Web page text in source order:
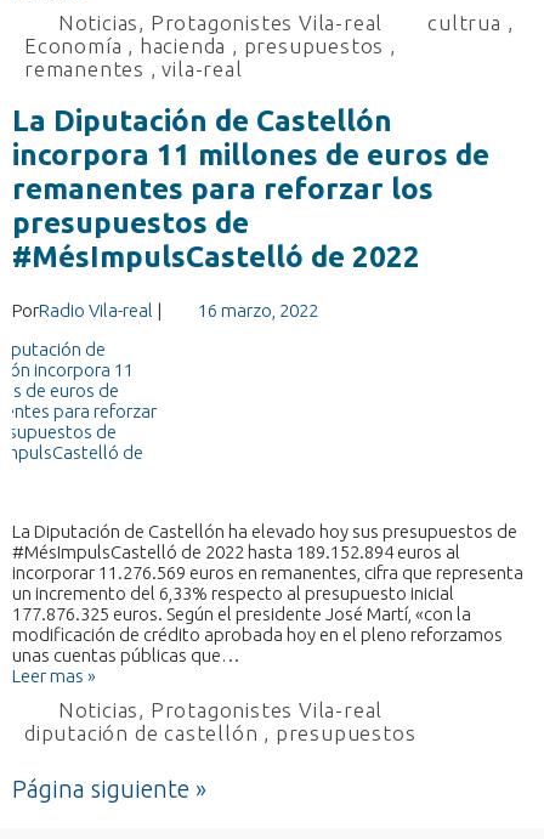
Noticias Protagonistes Vila-real cultrua
Economía
hacienda presupuestos
remanentes
,vila-real
La Diputación de Castellón
incorpora 11 millones de euros de
remanentes para reforzar los
presupuestos de
#MésImpulsCastelló de 2022
PorRadio Vila-real | 16 marzo, 2022
La Diputación de Castellón ha elevado hoy sus presupuestos de
#MésImpulsCastelló de 2022 hasta 189.152.894 euros al
incorporar 11.276.569 euros en remanentes, cifra que representa
un incremento del 6,33% respecto al presupuesto inicial
177.876.325 euros. Según el presidente José Martí, «con la
modificación de crédito aprobada hoy en el pleno reforzamos
unas cuentas públicas que…
Leer mas »
Noticias
Protagonistes Vila-real
diputación de castellón
presupuestos
Página siguiente »